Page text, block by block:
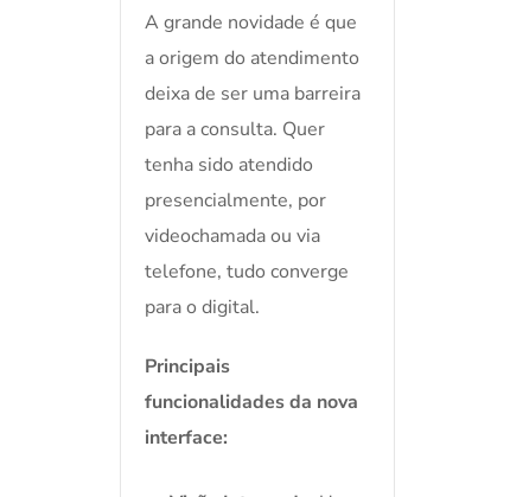
A grande novidade é que
a origem do atendimento
deixa de ser uma barreira
para a consulta. Quer
tenha sido atendido
presencialmente, por
videochamada ou via
telefone, tudo converge
para o digital.
Principais
funcionalidades da nova
interface: